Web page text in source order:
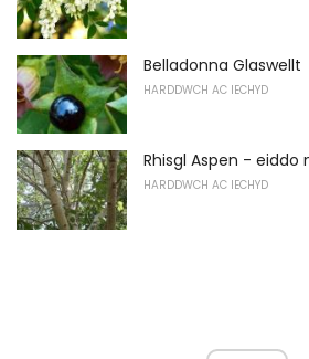
Belladonna Glaswellt
HARDDWCH AC IECHYD
Rhisgl Aspen -
HARDDWCH AC IECHYD